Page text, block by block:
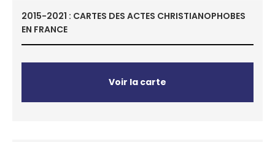
2015-2021 : CARTES DES ACTES CHRISTIANOPHOBES
EN FRANCE
Voir la carte